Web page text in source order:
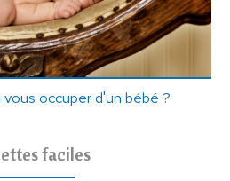
occuper d'un bébé ?
faciles